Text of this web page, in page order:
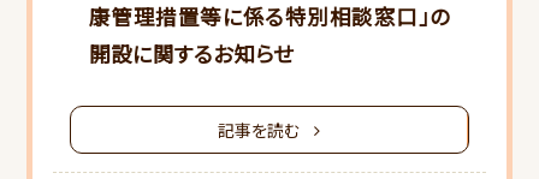
康管理措置等に係る特別相談窓口」の
開設に関するお知らせ
記事を読む